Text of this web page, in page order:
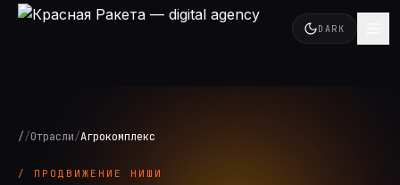
DARK
//Отрасли/Агрокомплекс
/ ПРОДВИЖЕНИЕ НИШИ